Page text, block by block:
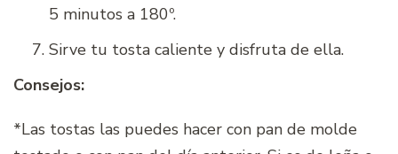
5 minutos a 180º.
Sirve tu tosta caliente y disfruta de ella.
Consejos:
*Las tostas las puedes hacer con pan de molde